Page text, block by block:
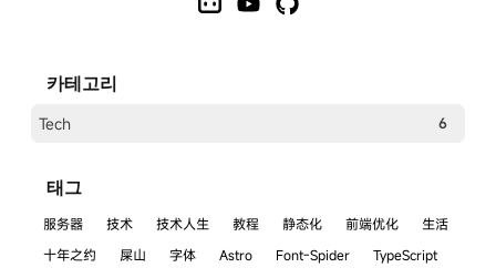
카테고리
Tech 6
태그
服务器 技术 技术人生 教程 静态化 前端优化
生活
十年之约
屎山 字体 Astro Font-Spider TypeScript